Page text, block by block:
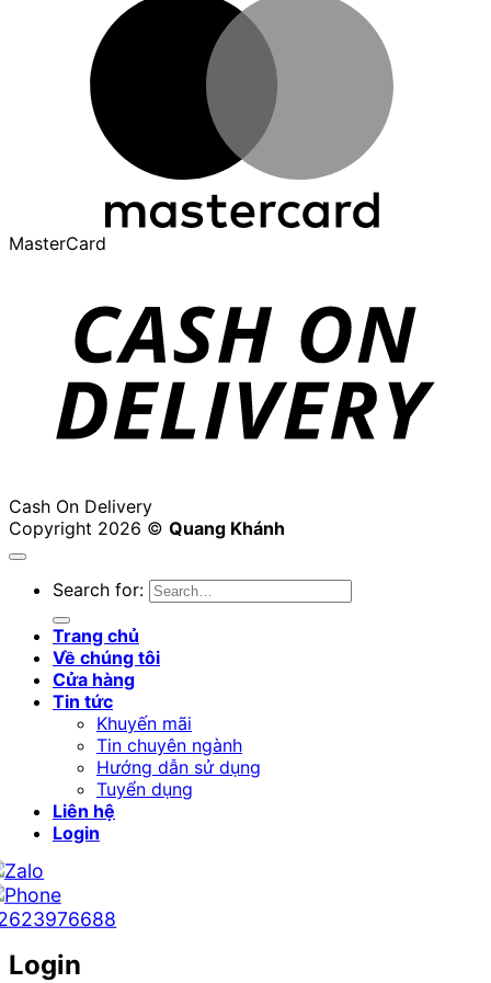
MasterCard
Cash On Delivery
Copyright 2026 © Quang Khánh
Search for:
Trang chủ
Về chúng tôi
Cửa hàng
Tin tức
Khuyến mãi
Tin chuyên ngành
Hướng dẫn sử dụng
Tuyển dụng
Liên hệ
Login
Login